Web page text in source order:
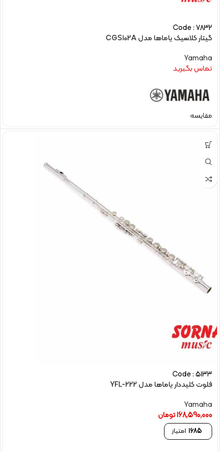
Code : 7832
گیتار کلاسیک یاماها مدل CGS102A
Yamaha
تماس بگیرید
مقایسه
Code : 5133
فلوت کلیددار یاماها مدل YFL-222
Yamaha
168,590,000تومان
1685 امتیاز